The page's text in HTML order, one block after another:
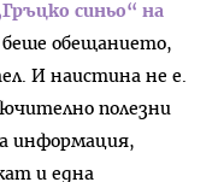
синьо“ на
беше обещанието,
И наистина не е.
полезни
информация,
и една